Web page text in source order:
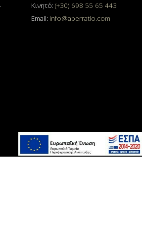
Κινητό: (+30) 698 55 65 443
Email: info@aberratio.com